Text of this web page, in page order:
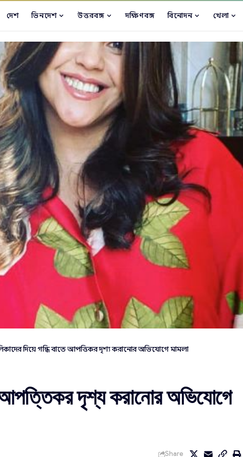
দেশ ভিনদেশ উত্তরবঙ্গ দক্ষিণবঙ্গ বিনোদন খেলা
দিয়ে গন্ধি বাতে আপত্তিকর দৃশ্য করানোর অভিযোগে মামলা
আপত্তিকর দৃশ্য করানোর অভিযোগে
Share